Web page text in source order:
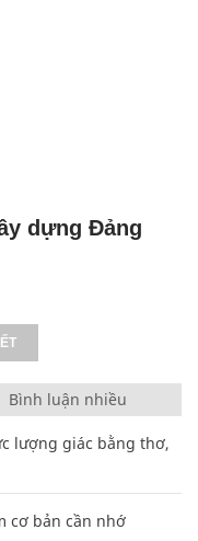
dựng Đảng
Bình luận nhiều
lượng giác bằng thơ,
cơ bản cần nhớ